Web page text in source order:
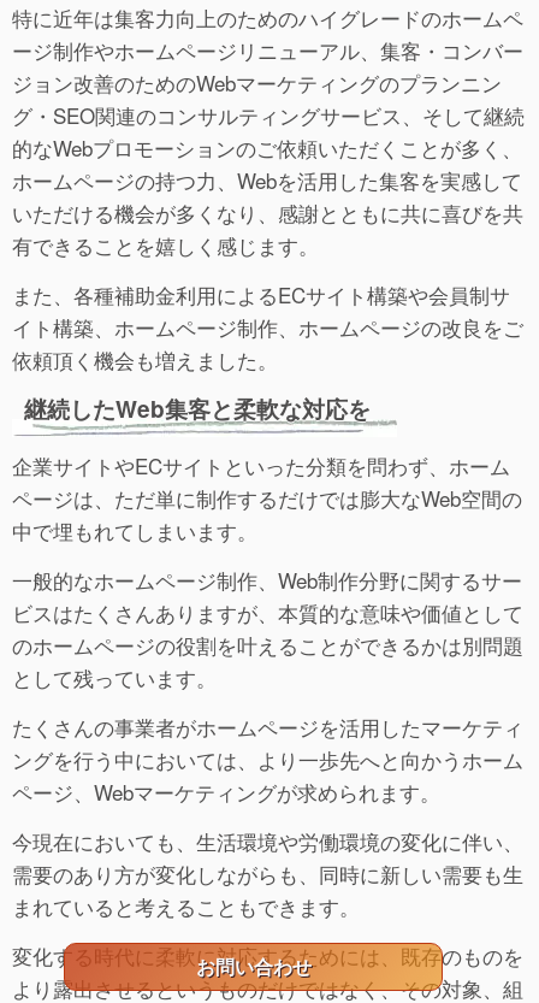
特に近年は集客力向上のためのハイグレードのホームペ
ージ制作やホームページリニューアル、集客・コンバー
ジョン改善のためのWebマーケティングのプランニン
グ・SEO関連のコンサルティングサービス、そして継続
的なWebプロモーションのご依頼いただくことが多く、
ホームページの持つ力、Webを活用した集客を実感して
いただける機会が多くなり、感謝とともに共に喜びを共
有できることを嬉しく感じます。
また、各種補助金利用によるECサイト構築や会員制サ
イト構築、ホームページ制作、ホームページの改良をご
依頼頂く機会も増えました。
継続したWeb集客と柔軟な対応を
企業サイトやECサイトといった分類を問わず、ホーム
ページは、ただ単に制作するだけでは膨大なWeb空間の
中で埋もれてしまいます。
一般的なホームページ制作、Web制作分野に関するサー
ビスはたくさんありますが、本質的な意味や価値として
のホームページの役割を叶えることができるかは別問題
として残っています。
たくさんの事業者がホームページを活用したマーケティ
ングを行う中においては、より一歩先へと向かうホーム
ページ、Webマーケティングが求められます。
今現在においても、生活環境や労働環境の変化に伴い、
需要のあり方が変化しながらも、同時に新しい需要も生
まれていると考えることもできます。
変化する時代に柔軟に対応するためには、既存のものを
より露出させるというものだけではなく、その対象、組
お問い合わせ